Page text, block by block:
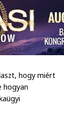
hogy miért
hogyan